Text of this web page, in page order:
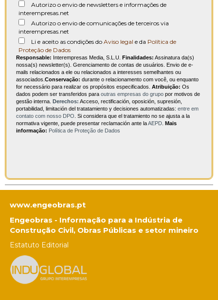
Autorizo o envio de newsletters e informações de
interempresas.net
Autorizo o envio de comunicações de terceiros via
interempresas.net
Li e aceito as condições do Aviso legal e da Política de
Proteção de Dados
Responsable: Interempresas Media, S.L.U. Finalidades: Assinatura da(s)
nossa(s) newsletter(s). Gerenciamento de contas de usuários. Envio de e-
mails relacionados a ele ou relacionados a interesses semelhantes ou
associados. Conservação: durante o relacionamento com você, ou enquanto
for necessário para realizar os propósitos especificados. Atribuição: Os
dados podem ser transferidos para outras empresas do grupo por motivos de
gestão interna. Derechos: Acceso, rectificación, oposición, supresión,
portabilidad, limitación del tratatamiento y decisiones automatizadas: entre em
contato com nosso DPO . Si considera que el tratamiento no se ajusta a la
normativa vigente, puede presentar reclamación ante laAEPD Mais
informação: Política de Proteção de Dados
www.engeobras.pt
Engeobras - Informação para a Indústria de
Construção Civil, Obras Públicas e setor mineiro
Estatuto Editorial